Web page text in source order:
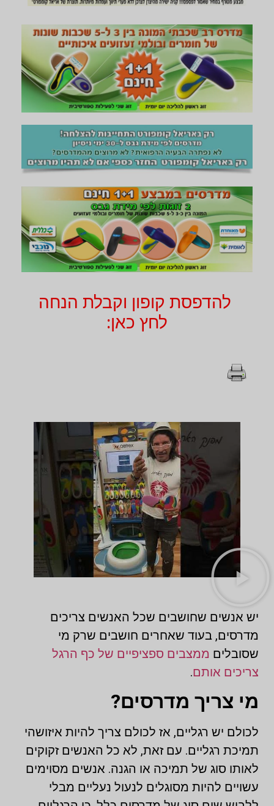
להדפסת קופון וקבלת הנחה
לחץ כאן:
יש אנשים שחושבים שכל האנשים צריכים
מדרסים, בעוד שאחרים חושבים שרק מי
שסובלים ממצבים ספציפיים של כף הרגל
צריכים אותם.
מי צריך מדרסים?
לכולם יש רגליים, אז לכולם צריך להיות איזושהי
תמיכת רגליים. עם זאת, לא כל האנשים זקוקים
לאותו סוג של תמיכה או הגנה. אנשים מסוימים
עשויים להיות מסוגלים לנעול נעליים מבלי